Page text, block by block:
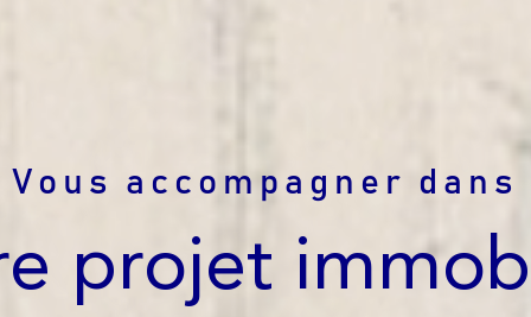
Vous accompagner dans
projet